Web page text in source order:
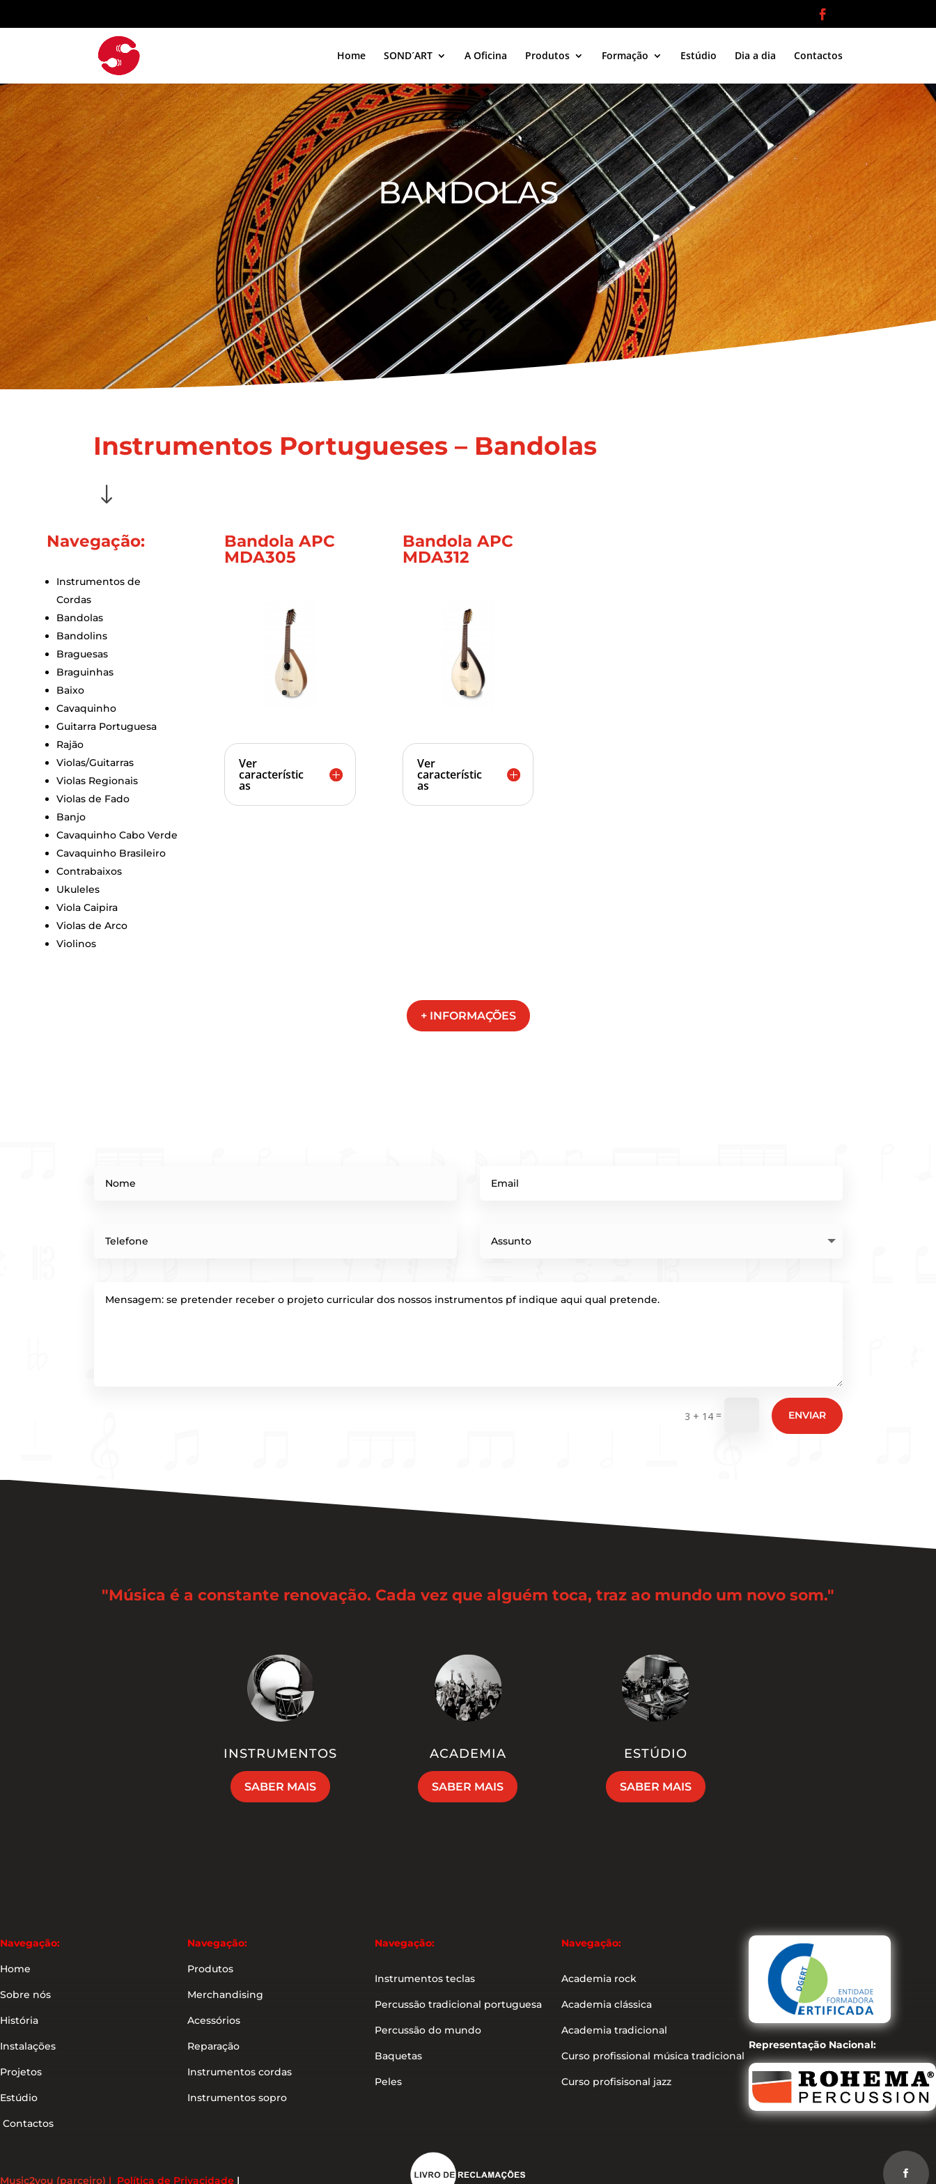
Home SOND´ART A Oficina Produtos Formação Estúdio Dia a dia Contactos
BANDOLAS
Instrumentos Portugueses – Bandolas
"
Navegação:
Instrumentos de
Cordas
Bandolas
Bandolins
Braguesas
Braguinhas
Baixo
Cavaquinho
Guitarra Portuguesa
Rajão
Violas/Guitarras
Violas Regionais
Violas de Fado
Banjo
Cavaquinho Cabo Verde
Cavaquinho Brasileiro
Contrabaixos
Ukuleles
Viola Caipira
Violas de Arco
Violinos
Bandola APC
MDA305
Ver
característic
as
Bandola APC
MDA312
Ver
característic
as
+ INFORMAÇÕES
3 + 14= ENVIAR
"Música é a constante renovação. Cada vez que alguém toca, traz ao mundo um novo som."
INSTRUMENTOS
SABER MAIS
ACADEMIA
SABER MAIS
ESTÚDIO
SABER MAIS
Navegação:
Home
Sobre nós
História
Instalações
Projetos
Estúdio
Contactos
Navegação:
Produtos
Merchandising
Acessórios
Reparação
Instrumentos cordas
Instrumentos sopro
Navegação:
Instrumentos teclas
Percussão tradicional portuguesa
Percussão do mundo
Baquetas
Peles
Navegação:
Academia rock
Academia clássica
Academia tradicional
Curso profissional música tradicional
Curso profisisonal jazz
Representação Nacional:
Music2you (parceiro) | Política de Privacidade |